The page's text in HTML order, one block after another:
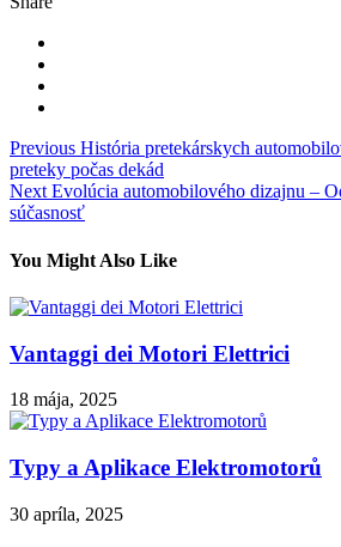
Navigácia
v
článku
Previous História pretekárskych
preteky počas dekád
Next Evolúcia automobilového dizajnu –
súčasnosť
You Might Also Like
Vantaggi dei Motori Elettrici
18 mája, 2025
Typy a Aplikace Elektromotorů
30 apríla, 2025